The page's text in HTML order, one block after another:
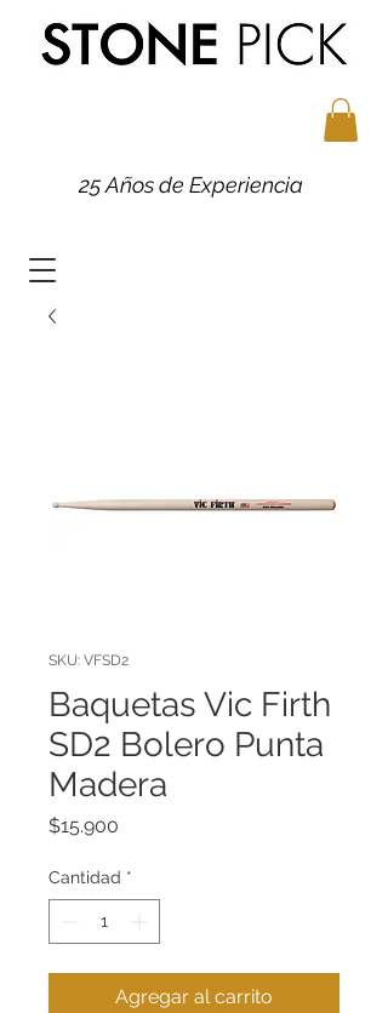
25 Años de Experiencia
SKU: VFSD2
Baquetas Vic Firth
SD2 Bolero Punta
Madera
$15.900
Cantidad *
Agregar al carrito